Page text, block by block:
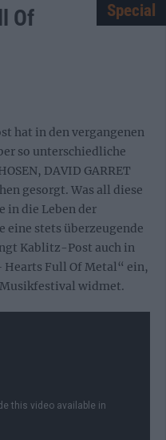
Of
Special
hat in den vergangenen
so unterschiedliche
DAVID GARRET
gesorgt. Was all diese
in die Leben der
eine stets überzeugende
Kablitz-Post auch in
Hearts Full Of Metal“ ein,
widmet.